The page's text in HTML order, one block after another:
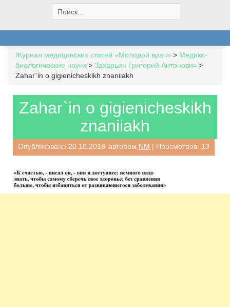
e
a
h
f
o
Журнал медицинских статей «Молодой врач» > Медико-
биологические науки > Захарьин Григорий Антонович >
Zahar`in o gigienicheskikh znaniiakh
Zahar`in o gigienicheskikh
znaniiakh
Опубликовано 20.10.2018 автором NM | Просмотров: 13